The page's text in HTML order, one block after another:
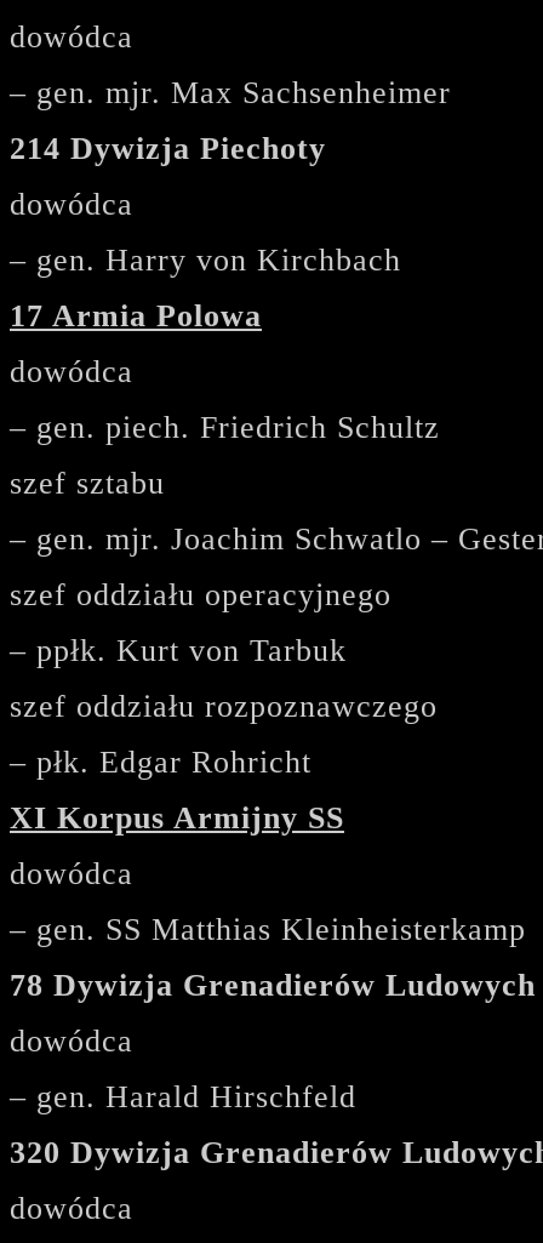
dowódca
– gen. mjr. Max Sachsenheimer
214 Dywizja Piechoty
dowódca
– gen. Harry von Kirchbach
17 Armia Polowa
dowódca
– gen. piech. Friedrich Schultz
szef sztabu
– gen. mjr. Joachim Schwatlo –
szef oddziału operacyjnego
– ppłk. Kurt von Tarbuk
szef oddziału rozpoznawczego
– płk. Edgar Rohricht
XI Korpus Armijny SS
dowódca
– gen. SS Matthias Kleinheisterkamp
78 Dywizja Grenadierów Ludowych
dowódca
– gen. Harald Hirschfeld
320 Dywizja Grenadierów
dowódca